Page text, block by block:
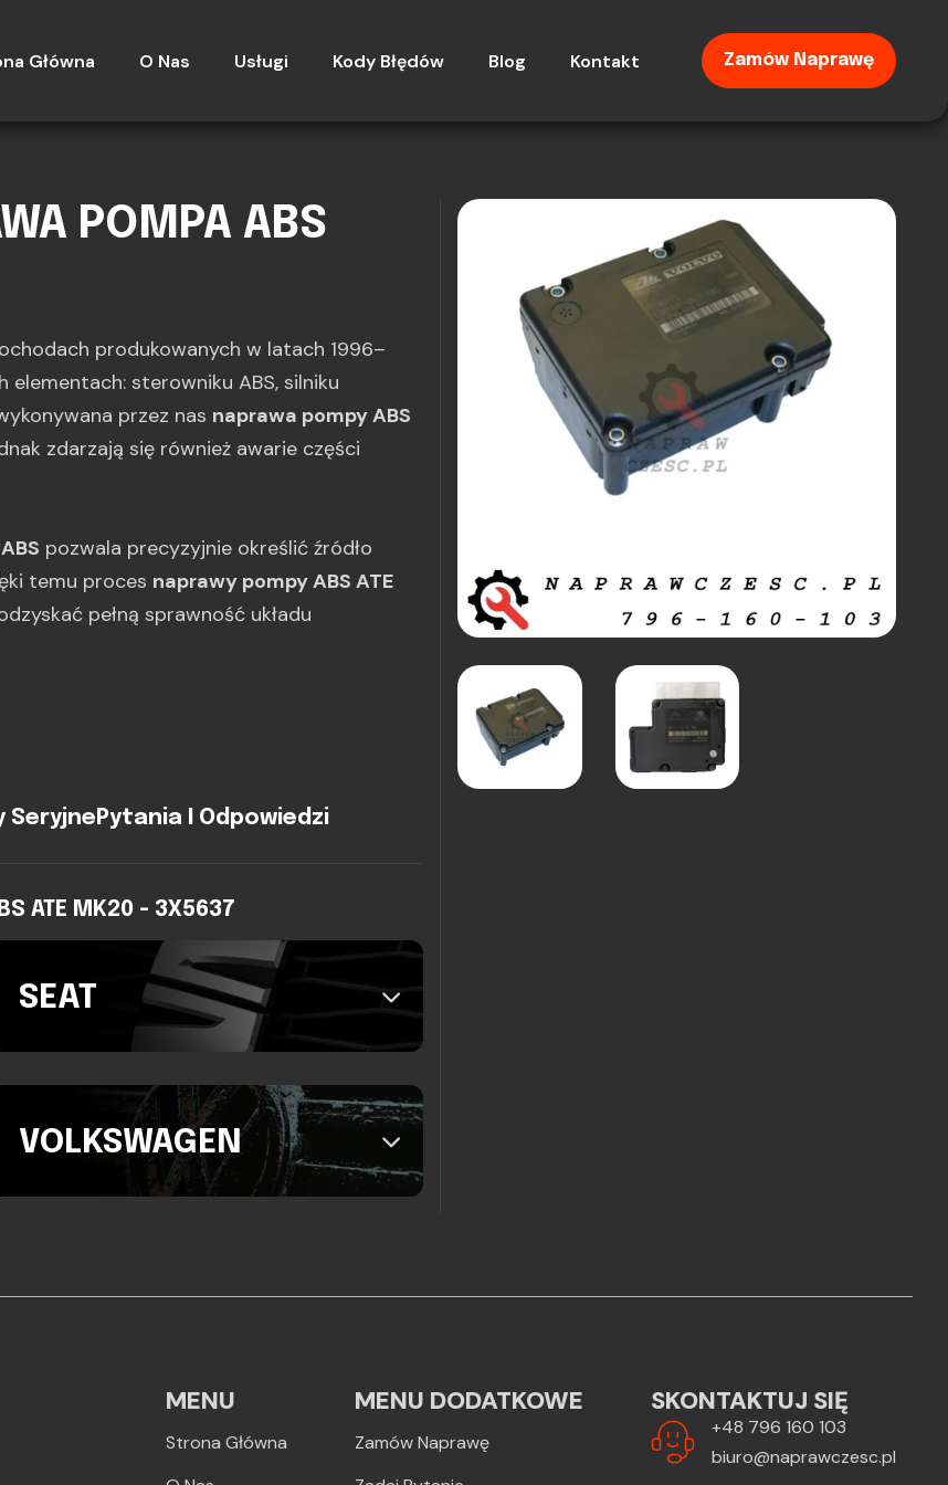
Główna O Nas Usługi Kody Błędów Blog Kontakt Zamów Naprawę
POMPA ABS
produkowanych w latach 1996–
sterowniku ABS, silniku
przez nas naprawa pompy ABS
zdarzają się również awarie części
pozwala precyzyjnie określić źródło
temu proces naprawy pompy ABS ATE
pełną sprawność układu
Seryjne Pytania I Odpowiedzi
ATE MK20 - 3X5637
SEAT
VOLKSWAGEN
MENU
Strona Główna
MENU DODATKOWE
Zamów Naprawę
SKONTAKTUJ SIĘ
+48 796 160 103
biuro@naprawczesc.pl